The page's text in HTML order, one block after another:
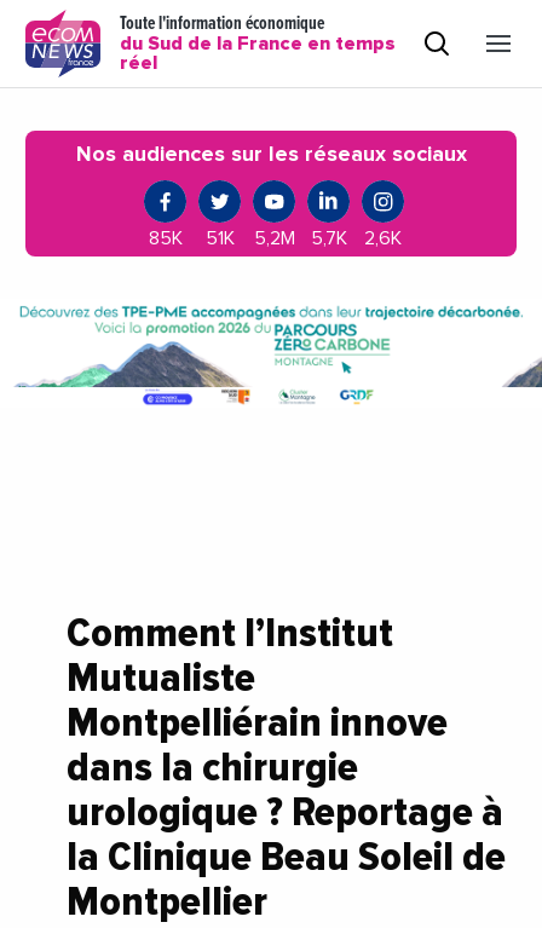
Toute l'information économique
du Sud de la France en temps
réel
Nos audiences sur les réseaux sociaux
85K 51K 5,2M 5,7K 2,6K
Comment l’Institut
Mutualiste
Montpelliérain innove
dans la chirurgie
urologique ? Reportage à
la Clinique Beau Soleil de
Montpellier